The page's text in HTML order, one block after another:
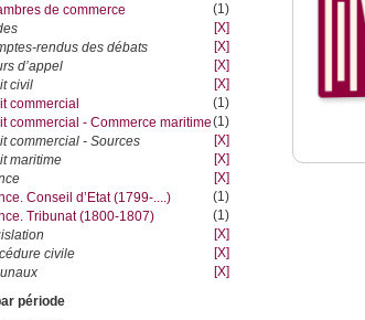
de commerce
(1)
[X]
rendus des débats
[X]
d’appel
[X]
civil
[X]
commercial
(1)
commercial - Commerce maritime(1)
commercial - Sources
[X]
maritime
[X]
[X]
Conseil d’Etat (1799-....)
(1)
Tribunat (1800-1807)
(1)
[X]
civile
[X]
[X]
période